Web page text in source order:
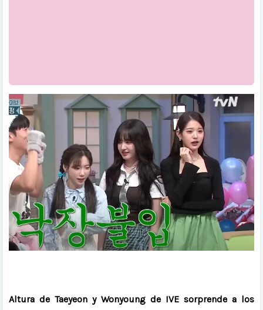
Altura de Taeyeon y Wonyoung de IVE sorprende a los